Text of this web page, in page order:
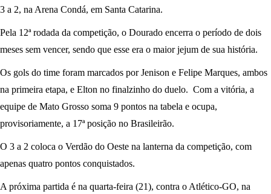
3 a 2, na Arena Condá, em Santa Catarina.
Pela 12ª rodada da competição, o Dourado encerra o período de dois
meses sem vencer, sendo que esse era o maior jejum de sua história.
Os gols do time foram marcados por Jenison e Felipe Marques, ambos
na primeira etapa, e Elton no finalzinho do duelo. Com a vitória, a
equipe de Mato Grosso soma 9 pontos na tabela e ocupa,
provisoriamente, a 17ª posição no Brasileirão.
O 3 a 2 coloca o Verdão do Oeste na lanterna da competição, com
apenas quatro pontos conquistados.
A próxima partida é na quarta-feira (21), contra o Atlético-GO, na